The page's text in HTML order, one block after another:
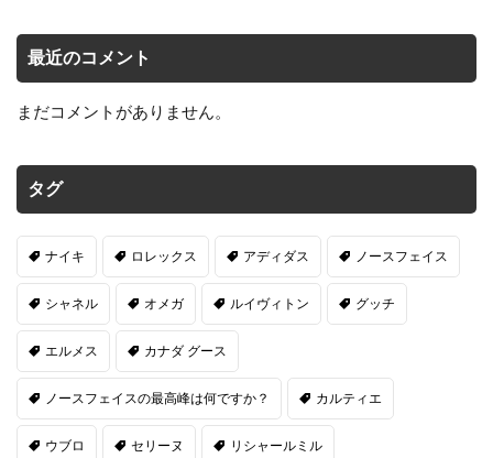
最近のコメント
まだコメントがありません。
タグ
ナイキ ロレックス アディダス ノースフェイス
シャネル オメガ ルイヴィトン グッチ
エルメス カナダ グース
ノースフェイスの最高峰は何ですか？ カルティエ
ウブロ セリーヌ リシャールミル